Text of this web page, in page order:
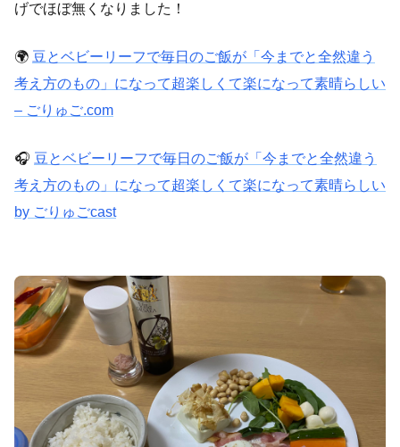
げでほぼ無くなりました！
🌍 豆とベビーリーフで毎日のご飯が「今までと全然違う
考え方のもの」になって超楽しくて楽になって素晴らしい
– ごりゅご.com
🎧 豆とベビーリーフで毎日のご飯が「今までと全然違う
考え方のもの」になって超楽しくて楽になって素晴らしい
by ごりゅごcast